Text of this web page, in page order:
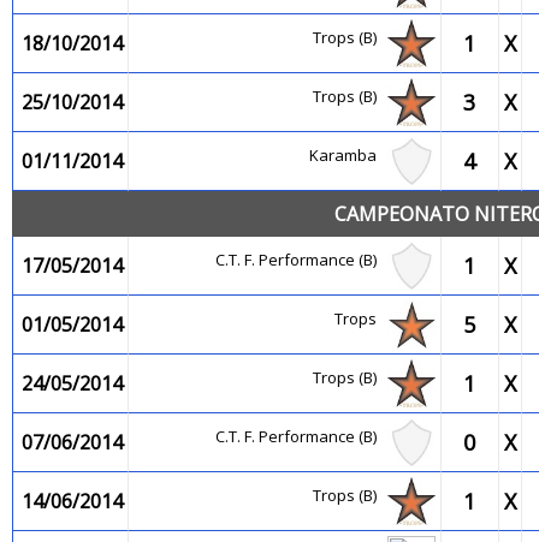
18/10/2014 Trops (B) 1 X
25/10/2014 Trops (B) 3 X
01/11/2014 Karamba 4 X
CAMPEONATO
17/05/2014
C.T. F. Performance (B) 1 X
01/05/2014 Trops 5 X
24/05/2014 Trops (B) 1 X
07/06/2014 C.T. F. Performance (B) 0 X
14/06/2014 Trops (B) 1 X